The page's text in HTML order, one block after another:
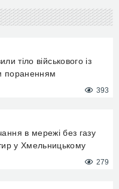
тіло військового із
пораненням
393
в мережі без газу
у Хмельницькому
279